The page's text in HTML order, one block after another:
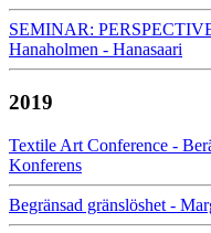
SEMINAR:
Hanaholmen - Hanasaari
2019
Textile Art Conference -
Konferens
Begränsad gränslöshet -